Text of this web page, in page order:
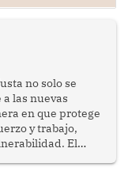
no solo se
las nuevas
en que protege
y trabajo,
El